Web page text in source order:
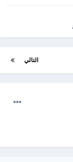
التالي